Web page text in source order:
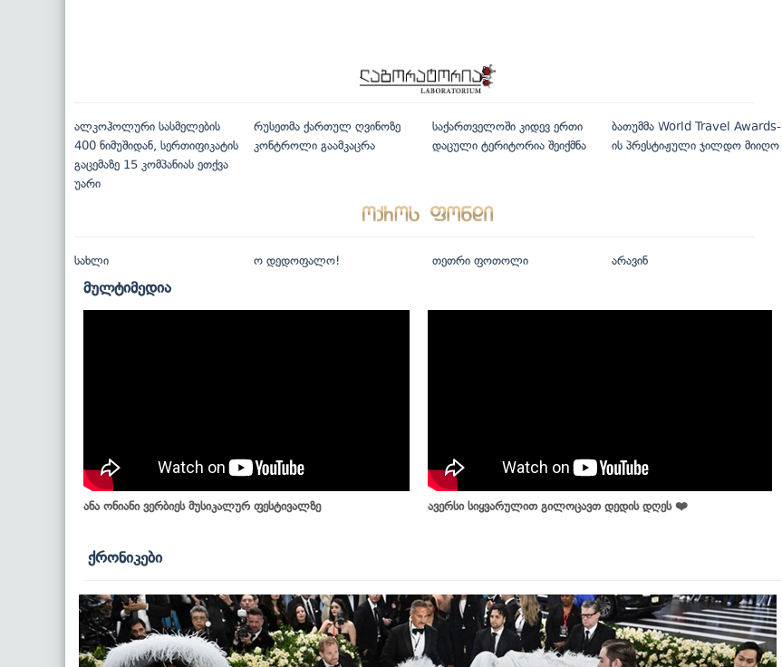
ალკოჰოლური სასმელების
400 ნიმუშიდან, სერთიფიკატის
გაცემაზე 15 კომპანიას ეთქვა
უარი
რუსეთმა ქართულ ღვინოზე
კონტროლი გაამკაცრა
საქართველოში კიდევ ერთი
დაცული ტერიტორია შეიქმნა
ბათუმმა World Travel Awards-
ის პრესტიჟული ჯილდო მიიღო
სახლი ო დედოფალო! თეთრი ფოთოლი არავინ
მულტიმედია
ანა ონიანი ვერბიეს მუსიკალურ ფესტივალზე ავერსი სიყვარულით გილოცავთ დედის დღეს ❤️
ქრონიკები